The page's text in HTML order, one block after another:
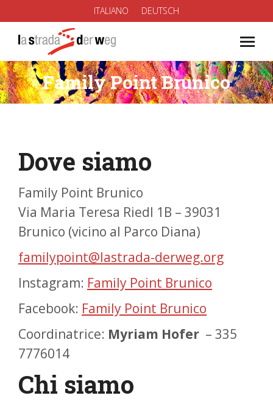
ITALIANO DEUTSCH
Family Point Brunico
You are here:
Dove siamo
Family Point Brunico
Via Maria Teresa Riedl 1B – 39031
Brunico (vicino al Parco Diana)
familypoint@lastrada-derweg.org
Instagram: Family Point Brunico
Facebook: Family Point Brunico
Coordinatrice: Myriam Hofer – 335
7776014
Chi siamo